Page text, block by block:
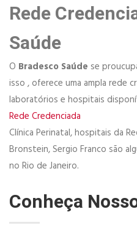
Rede
Saúde
O Bradesco Saúde se
isso , oferece uma ampla rede
laboratórios e hospitais
Rede Credenciada
Clínica Perinatal, hospitais da
Bronstein, Sergio Franco são
no Rio de Janeiro.
Conheça